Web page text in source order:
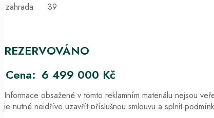
zahrada
39
REZERVOVÁNO
Cena: 6 499 000 Kč
Informace obsažené v tomto reklamním materiálu nejsou
je nutné nejdříve uzavřít příslušnou smlouvu a splnit